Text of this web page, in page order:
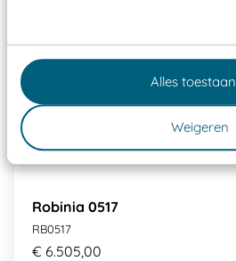
Alles toestaan
Weigeren
Robinia 0517
RB0517
€ 6.505,00